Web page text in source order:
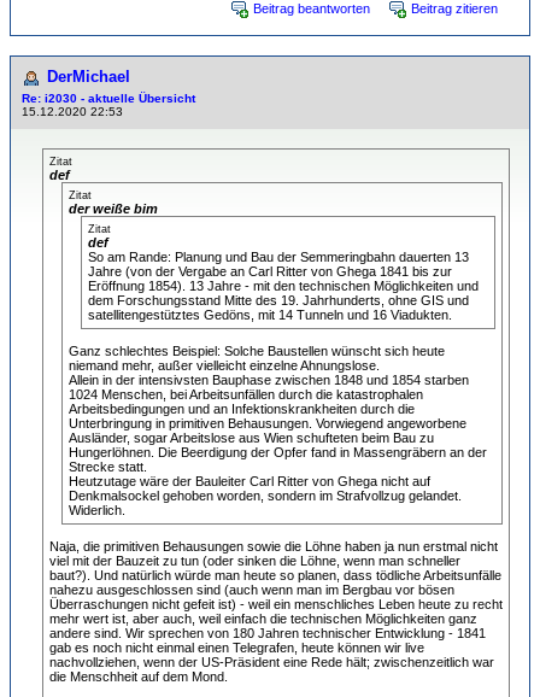
Beitrag beantworten Beitrag zitieren
DerMichael
Re: i2030 - aktuelle Übersicht
15.12.2020 22:53
Zitat
def
Zitat
der weiße bim
Zitat
def
So am Rande: Planung und Bau der Semmeringbahn dauerten 13
Jahre (von der Vergabe an Carl Ritter von Ghega 1841 bis zur
Eröffnung 1854). 13 Jahre - mit den technischen Möglichkeiten und
dem Forschungsstand Mitte des 19. Jahrhunderts, ohne GIS und
satellitengestütztes Gedöns, mit 14 Tunneln und 16 Viadukten.
Ganz schlechtes Beispiel: Solche Baustellen wünscht sich heute
niemand mehr, außer vielleicht einzelne Ahnungslose.
Allein in der intensivsten Bauphase zwischen 1848 und 1854 starben
1024 Menschen, bei Arbeitsunfällen durch die katastrophalen
Arbeitsbedingungen und an Infektionskrankheiten durch die
Unterbringung in primitiven Behausungen. Vorwiegend angeworbene
Ausländer, sogar Arbeitslose aus Wien schufteten beim Bau zu
Hungerlöhnen. Die Beerdigung der Opfer fand in Massengräbern an der
Strecke statt.
Heutzutage wäre der Bauleiter Carl Ritter von Ghega nicht auf
Denkmalsockel gehoben worden, sondern im Strafvollzug gelandet.
Widerlich.
Naja, die primitiven Behausungen sowie die Löhne haben ja nun erstmal nicht
viel mit der Bauzeit zu tun (oder sinken die Löhne, wenn man schneller
baut?). Und natürlich würde man heute so planen, dass tödliche Arbeitsunfälle
nahezu ausgeschlossen sind (auch wenn man im Bergbau vor bösen
Überraschungen nicht gefeit ist) - weil ein menschliches Leben heute zu recht
mehr wert ist, aber auch, weil einfach die technischen Möglichkeiten ganz
andere sind. Wir sprechen von 180 Jahren technischer Entwicklung - 1841
gab es noch nicht einmal einen Telegrafen, heute können wir live
nachvollziehen, wenn der US-Präsident eine Rede hält; zwischenzeitlich war
die Menschheit auf dem Mond.